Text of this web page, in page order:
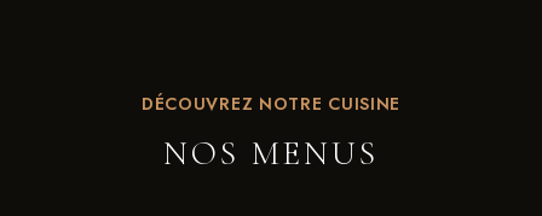
DÉCOUVREZ NOTRE CUISINE
NOS MENUS